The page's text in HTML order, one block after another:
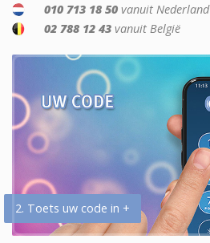
010 713 18 50 vanuit Nederland
02 788 12 43 vanuit België
2. Toets uw code in +